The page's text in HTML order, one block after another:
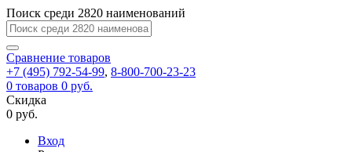
Ок
Запомнить
меня
Забыли
указанный
электронный
адрес,
перейдя
по
которой
вы
новый
Перейдите
по
для
смены
пароля.
Сменить
Сообщение
пользовательского
соглашения
Поиск среди 2820 наименований
Сравнение товаров
+7 (495) 792-54-99, 8-800-700-23-23
0 товаров 0 руб.
Скидка
0 руб.
Вход